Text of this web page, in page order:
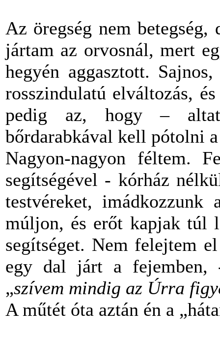
Az öregség nem
jártam az orvosnál, mert
hegyén aggasztott.
rosszindulatú elváltozás,
pedig az, hogy –
bőrdarabkával kell pótolni
Nagyon-nagyon féltem.
segítségével - kórház
testvéreket,
múljon, és erőt kapjak túl
segítséget. Nem felejtem
egy dal járt a fejemben,
„szívem mindig az Úrra
A műtét óta aztán én a